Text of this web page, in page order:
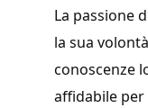
La passione
la sua
conoscenze
affidabile